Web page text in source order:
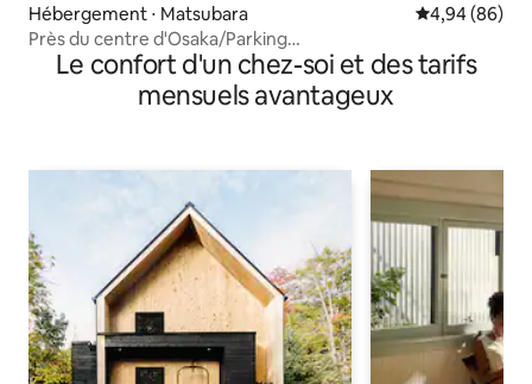
Hébergement ⋅ Matsubara Évaluation
4,94 (86)
Près du centre d'Osaka/Parking
gratuit/110 m²/3 chambres/Cuisine et salle à
Le confort d'un chez-soi et des tarifs
mensuels avantageux